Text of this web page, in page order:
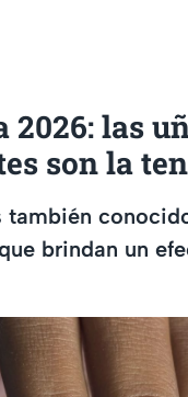
las
son la
también
brindan un